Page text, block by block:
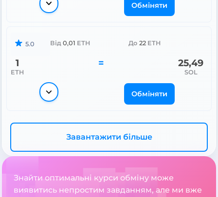
Обміняти
5.0 Від 0,01 ETH До 22 ETH
1
ETH
= 25,49
SOL
Обміняти
Завантажити більше
Знайти оптимальні курси обміну може
виявитись непростим завданням, але ми вже